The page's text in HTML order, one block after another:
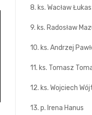
8. ks. Wacław
9. ks. Radosław
10. ks. Andrzej
11. ks. Tomasz
12. ks. Wojciech
13. p. Irena Hanus